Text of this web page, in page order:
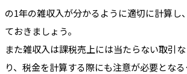
の1年の雑収入が分かるように適切に計算し
ておきましょう。
また雑収入は課税売上には当たらない取引
り、税金を計算する際にも注意が必要となる